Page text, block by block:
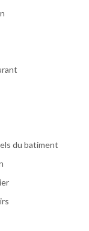
du batiment